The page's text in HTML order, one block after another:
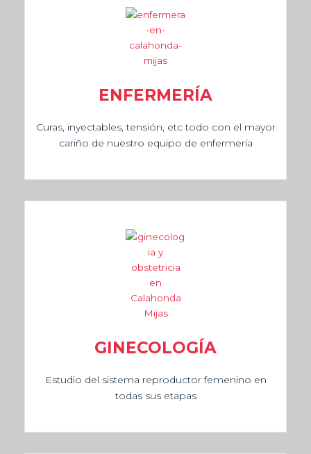
ENFERMERÍA
Curas, inyectables, tensión, etc todo con el mayor
cariño de nuestro equipo de enfermería
GINECOLOGÍA
Estudio del sistema reproductor femenino en
todas sus etapas